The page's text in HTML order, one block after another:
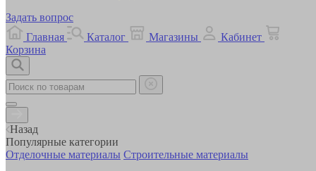
Задать вопрос
Главная
Каталог Магазины
Кабинет
Корзина
Назад
Популярные категории
Отделочные материалы Строительные материалы